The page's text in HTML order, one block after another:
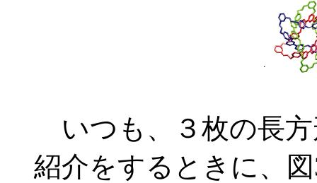
いつも、３枚の長
紹介をするときに、